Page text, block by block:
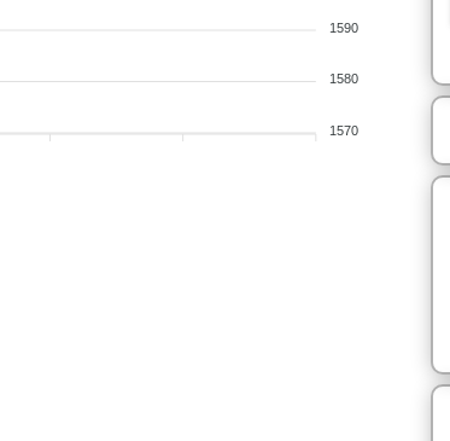
1590
1580
1570